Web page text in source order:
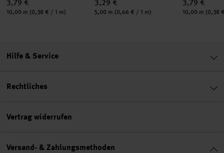
3,79 €
Inhalt:
10,00 m (0,38 € / 1 m)
3,29 €
Inhalt:
5,00 m (0,66 € / 1 m)
3,79 €
Inhalt:
10,00 m (0,38
Hilfe & Service
Rechtliches
Vertrag widerrufen
Versand- & Zahlungsmethoden